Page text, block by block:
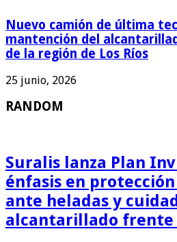
Nuevo camión de última
mantención del
de la región de Los Ríos
25 junio, 2026
RANDOM
Suralis lanza Plan
énfasis en
ante heladas y
alcantarillado frente